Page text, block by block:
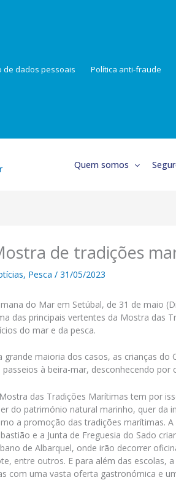
de dados pessoais Política anti-fraude
Quem somos
de tradições
, Pesca / 31/05/2023
do Mar em Setúbal, de 31 de maio
das principais vertentes da Mostra das
do mar e da pesca.
grande maioria dos casos, as crianças
passeios à beira-mar, desconhecendo
das Tradições Marítimas tem por
do património natural marinho, quer da
a promoção das tradições marítimas. A
e a Junta de Freguesia do Sado
de Albarquel, onde irão decorrer
entre outros. E para além das escolas,
com uma vasta oferta gastronómica e